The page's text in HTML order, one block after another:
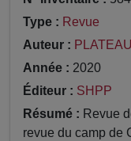
Type : Revue
Auteur :
Année : 2020
Éditeur : SHPP
Résumé : Revue
revue du camp de